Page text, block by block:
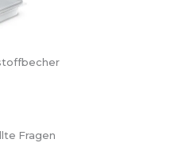
Fragen